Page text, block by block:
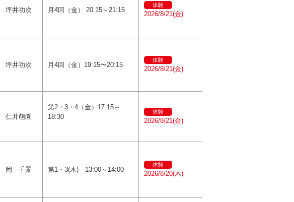
坪井功次 月4回（金） 20:15～21:15
体験
2026/8/21(金)
坪井功次 月4回（金）19:15〜20:15
体験
2026/8/21(金)
仁井萌園
第2・3・4（金）17:15～
18:30
体験
2026/8/21(金)
岡 千景 第1・3(木) 13:00～14:00
体験
2026/8/20(木)